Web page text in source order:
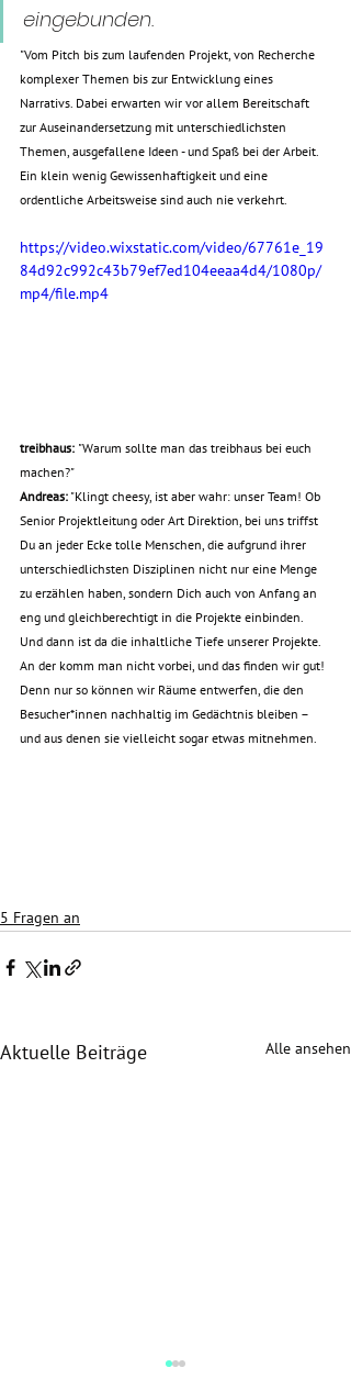
eingebunden.
"Vom Pitch bis zum laufenden Projekt, von Recherche
komplexer Themen bis zur Entwicklung eines
Narrativs. Dabei erwarten wir vor allem Bereitschaft
zur Auseinandersetzung mit unterschiedlichsten
Themen, ausgefallene Ideen - und Spaß bei der Arbeit.
Ein klein wenig Gewissenhaftigkeit und eine
ordentliche Arbeitsweise sind auch nie verkehrt.
https://video.wixstatic.com/video/67761e_19
84d92c992c43b79ef7ed104eeaa4d4/1080p/
mp4/file.mp4
treibhaus: "Warum sollte man das treibhaus bei euch
machen?"
Andreas: "Klingt cheesy, ist aber wahr: unser Team! Ob
Senior Projektleitung oder Art Direktion, bei uns triffst
Du an jeder Ecke tolle Menschen, die aufgrund ihrer
unterschiedlichsten Disziplinen nicht nur eine Menge
zu erzählen haben, sondern Dich auch von Anfang an
eng und gleichberechtigt in die Projekte einbinden.
Und dann ist da die inhaltliche Tiefe unserer Projekte.
An der komm man nicht vorbei, und das finden wir gut!
Denn nur so können wir Räume entwerfen, die den
Besucher*innen nachhaltig im Gedächtnis bleiben –
und aus denen sie vielleicht sogar etwas mitnehmen.
5 Fragen an
Aktuelle Beiträge Alle ansehen